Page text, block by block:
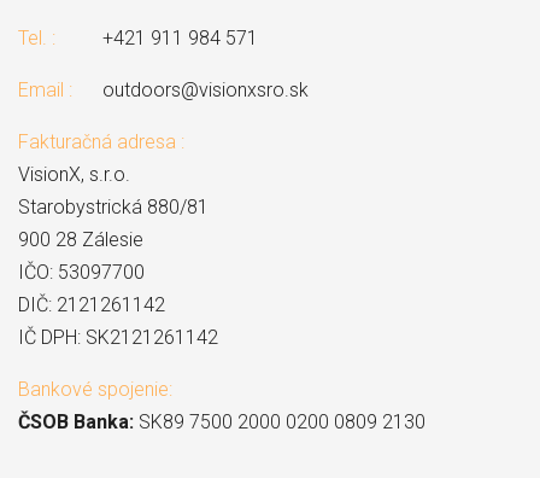
Tel. : +421 911 984 571
Email : outdoors@visionxsro.sk
Fakturačná adresa :
VisionX, s.r.o.
Starobystrická 880/81
900 28 Zálesie
IČO: 53097700
DIČ: 2121261142
IČ DPH: SK2121261142
Bankové spojenie:
ČSOB Banka: SK89 7500 2000 0200 0809 2130